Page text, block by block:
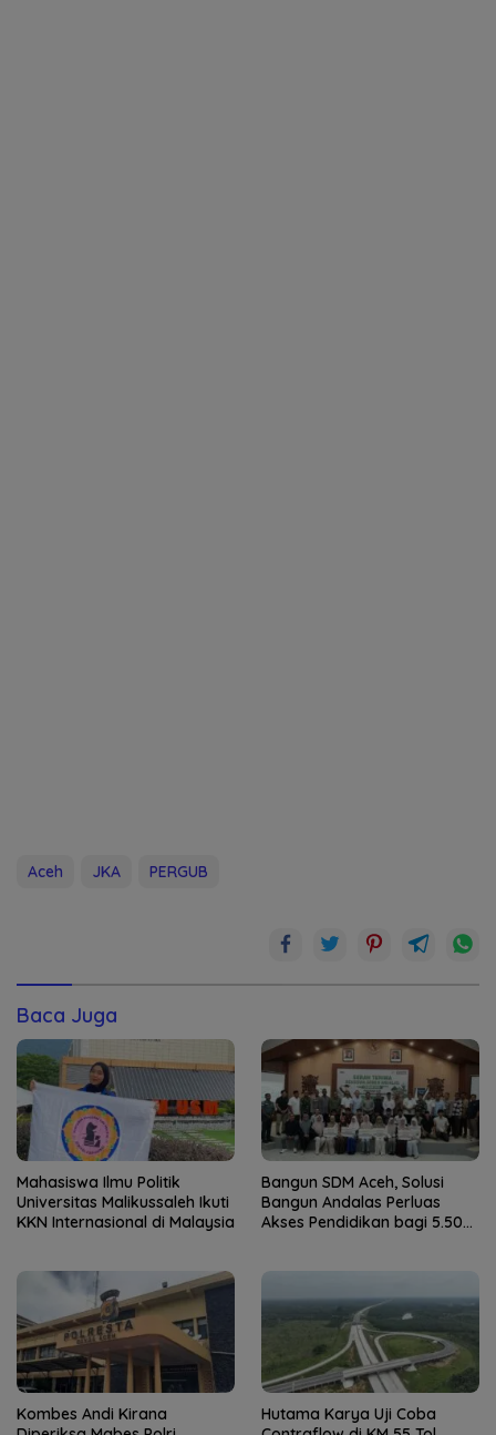
Aceh JKA PERGUB
Baca Juga
Mahasiswa Ilmu Politik
Universitas Malikussaleh Ikuti
KKN Internasional di Malaysia
Bangun SDM Aceh, Solusi
Bangun Andalas Perluas
Akses Pendidikan bagi 5.500
Kombes Andi Kirana
Hutama Karya Uji Coba